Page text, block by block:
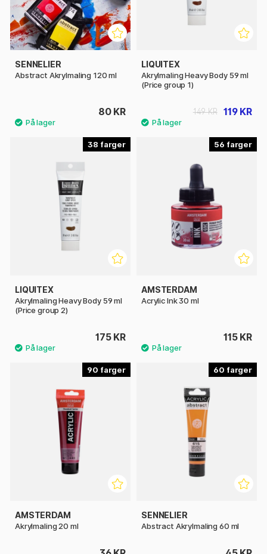
SENNELIER
Abstract Akrylmaling 120 ml
80 KR
LIQUITEX
Akrylmaling Heavy Body 59 ml
(Price group 1)
119 KR
149 KR
38
LIQUITEX
Akrylmaling Heavy Body 59 ml
(Price group 2)
175 KR
56
AMSTERDAM
Acrylic Ink 30 ml
115 KR
90
AMSTERDAM
Akrylmaling 20 ml
60
SENNELIER
Abstract Akrylmaling 60 ml